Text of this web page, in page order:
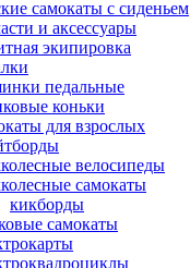
самокаты с сиденьем
и аксессуары
экипировка
педальные
коньки
для взрослых
велосипеды
самокаты
кикборды
самокаты